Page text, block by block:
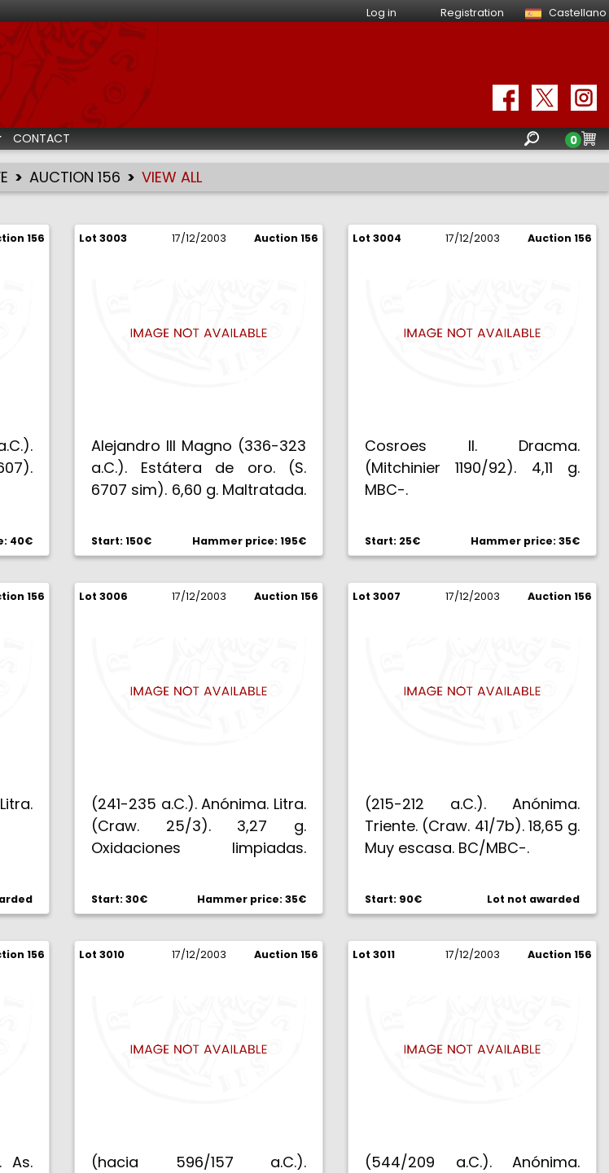
Log in Registration Castellano
auctions
CONTACT 0
AUCTION 156 VIEW ALL
156
40€
Lot 3003 17/12/2003 Auction 156
Alejandro III Magno (336-323
a.C.). Estátera de oro. (S.
6707 sim). 6,60 g. Maltratada.
Start: 150€ Hammer price: 195€
Lot 3004 17/12/2003 Auction 156
Cosroes II. Dracma.
(Mitchinier 1190/92). 4,11 g.
MBC-.
Start: 25€ Hammer price: 35€
156 Lot 3006 17/12/2003 Auction 156
(241-235 a.C.). Anónima. Litra.
(Craw. 25/3). 3,27 g.
Oxidaciones limpiadas.
Start: 30€ Hammer price: 35€
Lot 3007 17/12/2003 Auction 156
(215-212 a.C.). Anónima.
Triente. (Craw. 41/7b). 18,65 g.
Muy escasa. BC/MBC-.
Start: 90€ Lot not awarded
156
As.
Lot 3010 17/12/2003 Auction 156
(hacia 596/157 a.C.).
Lot 3011 17/12/2003 Auction 156
(544/209 a.C.). Anónima.